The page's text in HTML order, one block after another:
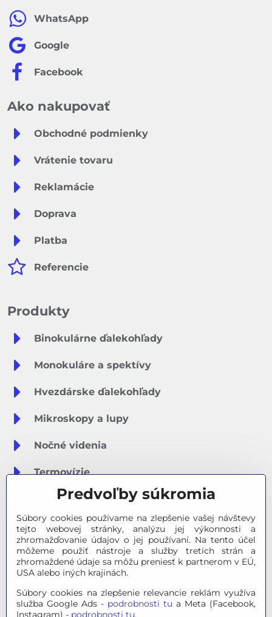
WhatsApp
Google
Facebook
Ako nakupovať
Obchodné podmienky
Vrátenie tovaru
Reklamácie
Doprava
Platba
Referencie
Produkty
Binokulárne ďalekohľady
Monokuláre a spektívy
Hvezdárske ďalekohľady
Mikroskopy a lupy
Nočné videnia
Termovízie
Meteostanice
Značky
Výpredaj
Tipy na darčeky
Poradňa - Ako si vybrať
Predvoľby súkromia
Súbory cookies používame na zlepšenie vašej návštevy
tejto webovej stránky, analýzu jej výkonnosti a
zhromažďovanie údajov o jej používaní. Na tento účel
môžeme použiť nástroje a služby tretích strán a
zhromaždené údaje sa môžu preniesť k partnerom v EÚ,
USA alebo iných krajinách.
Súbory cookies na zlepšenie relevancie reklám využíva
služba Google Ads - podrobnosti tu a Meta (Facebook,
Instagram) - podrobnosti tu.